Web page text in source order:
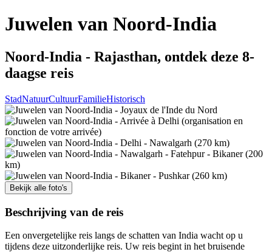
Juwelen van Noord-India
Noord-India - Rajasthan, ontdek deze 8-
daagse reis
StadNatuurCultuurFamilieHistorisch
Bekijk alle foto's
Beschrijving van de reis
Een onvergetelijke reis langs de schatten van India wacht op u
tijdens deze uitzonderlijke reis. Uw reis begint in het bruisende